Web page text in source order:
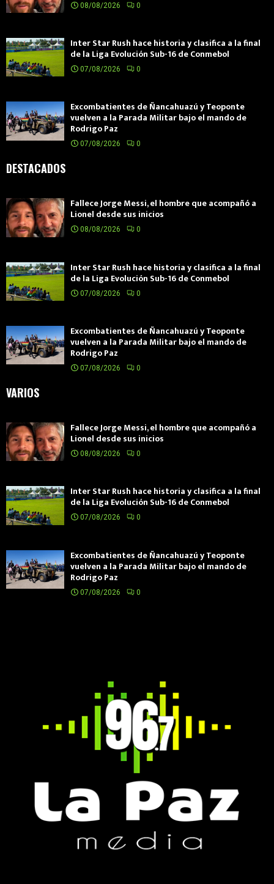
08/08/2026 0
Inter Star Rush hace historia y clasifica a la final
de la Liga Evolución Sub-16 de Conmebol
07/08/2026 0
Excombatientes de Ñancahuazú y Teoponte
vuelven a la Parada Militar bajo el mando de
Rodrigo Paz
07/08/2026 0
DESTACADOS
Fallece Jorge Messi, el hombre que acompañó a
Lionel desde sus inicios
08/08/2026 0
Inter Star Rush hace historia y clasifica a la final
de la Liga Evolución Sub-16 de Conmebol
07/08/2026 0
Excombatientes de Ñancahuazú y Teoponte
vuelven a la Parada Militar bajo el mando de
Rodrigo Paz
07/08/2026 0
VARIOS
Fallece Jorge Messi, el hombre que acompañó a
Lionel desde sus inicios
08/08/2026 0
Inter Star Rush hace historia y clasifica a la final
de la Liga Evolución Sub-16 de Conmebol
07/08/2026 0
Excombatientes de Ñancahuazú y Teoponte
vuelven a la Parada Militar bajo el mando de
Rodrigo Paz
07/08/2026 0